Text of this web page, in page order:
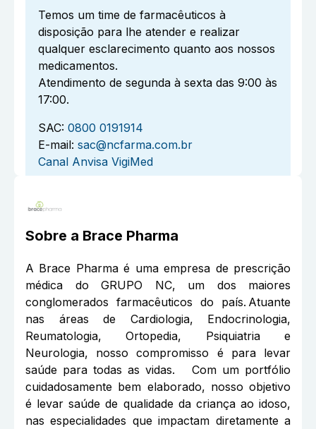
Temos um time de farmacêuticos à
disposição para lhe atender e realizar
qualquer esclarecimento quanto aos nossos
medicamentos.
Atendimento de segunda à sexta das 9:00 às
17:00.
SAC: 0800 0191914
E-mail: sac@ncfarma.com.br
Canal Anvisa VigiMed
Sobre a Brace Pharma
A Brace Pharma é uma empresa de prescrição
médica do GRUPO NC, um dos maiores
conglomerados farmacêuticos do país. Atuante
nas áreas de Cardiologia, Endocrinologia,
Reumatologia, Ortopedia, Psiquiatria e
Neurologia, nosso compromisso é para levar
saúde para todas as vidas. Com um portfólio
cuidadosamente bem elaborado, nosso objetivo
é levar saúde de qualidade da criança ao idoso,
nas especialidades que impactam diretamente a